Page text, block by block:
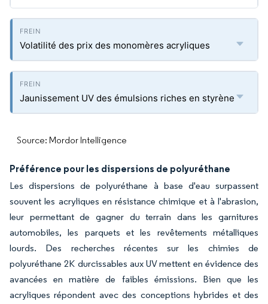
Volatilité des prix des monomères acryliques
Jaunissement UV des émulsions riches en styrène
Source: Mordor Intelligence
Préférence pour les dispersions de polyuréthane
Les dispersions de polyuréthane à base d'eau surpassent
souvent les acryliques en résistance chimique et à l'abrasion,
leur permettant de gagner du terrain dans les garnitures
automobiles, les parquets et les revêtements métalliques
lourds. Des recherches récentes sur les chimies de
polyuréthane 2K durcissables aux UV mettent en évidence des
avancées en matière de faibles émissions. Bien que les
acryliques répondent avec des conceptions hybrides et des